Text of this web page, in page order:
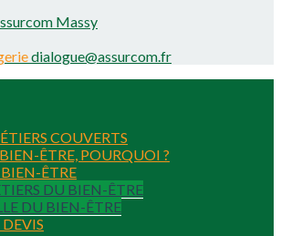
Massy
dialogue@assurcom.fr
COUVERTS
ÊTRE, POURQUOI ?
ÊTRE
DU BIEN-ÊTRE
DU BIEN-ÊTRE